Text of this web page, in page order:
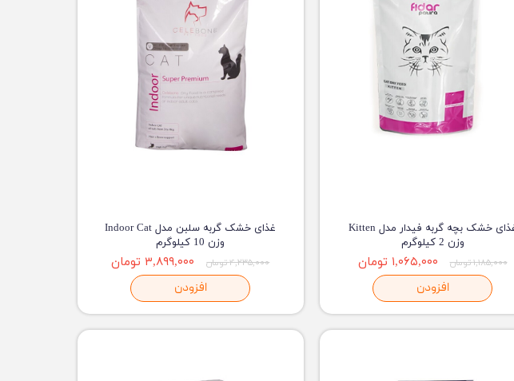
غذای خشک بچه گربه فیدار مدل Kitten
وزن 2 کیلوگرم
۱,۱۸۵,۰۰۰ تومان ۱,۰۶۵,۰۰۰ تومان
افزودن
غذای خشک گربه سلبن مدل Indoor Cat
وزن 10 کیلوگرم
۴,۲۳۵,۰۰۰ تومان ۳,۸۹۹,۰۰۰ تومان
افزودن